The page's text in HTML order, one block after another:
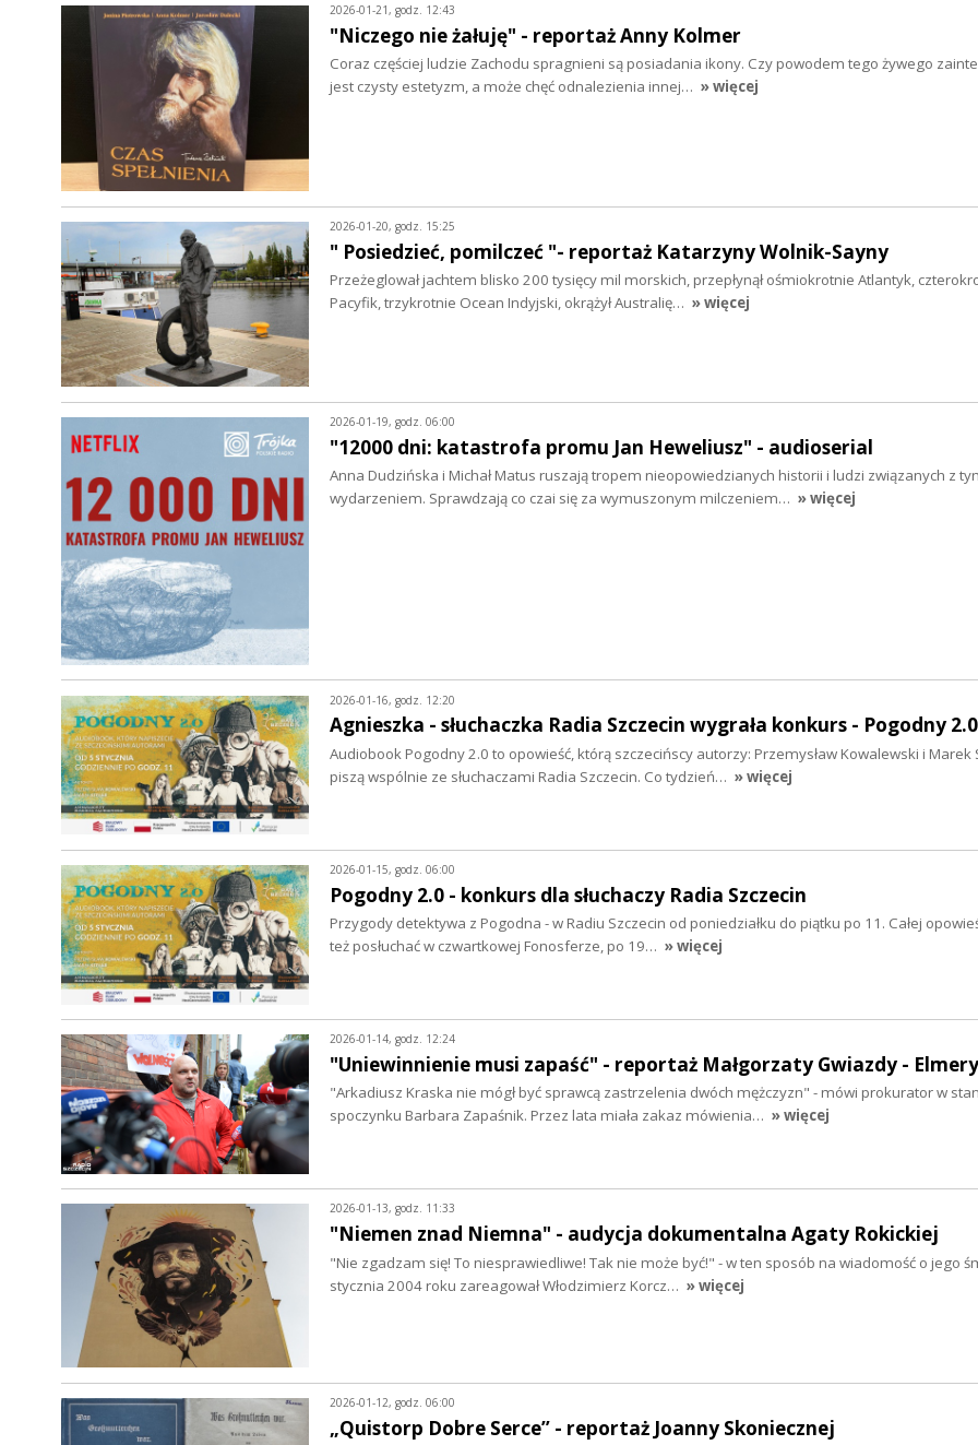
2026-01-21, godz. 12:43
"Niczego nie żałuję" - reportaż Anny Kolmer
Coraz częściej ludzie Zachodu spragnieni są posiadania ikony. Czy powodem tego żywego
jest czysty estetyzm, a może chęć odnalezienia innej… » więcej
2026-01-20, godz. 15:25
" Posiedzieć, pomilczeć "- reportaż Katarzyny Wolnik-Sayny
Przeżeglował jachtem blisko 200 tysięcy mil morskich, przepłynął ośmiokrotnie Atlantyk,
Pacyfik, trzykrotnie Ocean Indyjski, okrążył Australię… » więcej
2026-01-19, godz. 06:00
"12000 dni: katastrofa promu Jan Heweliusz" - audioserial
Anna Dudzińska i Michał Matus ruszają tropem nieopowiedzianych historii i ludzi związanych z
wydarzeniem. Sprawdzają co czai się za wymuszonym milczeniem… » więcej
2026-01-16, godz. 12:20
Agnieszka - słuchaczka Radia Szczecin wygrała konkurs - Pogodny 2.0
Audiobook Pogodny 2.0 to opowieść, którą szczecińscy autorzy: Przemysław Kowalewski i Marek
piszą wspólnie ze słuchaczami Radia Szczecin. Co tydzień… » więcej
2026-01-15, godz. 06:00
Pogodny 2.0 - konkurs dla słuchaczy Radia Szczecin
Przygody detektywa z Pogodna - w Radiu Szczecin od poniedziałku do piątku po 11. Całej
też posłuchać w czwartkowej Fonosferze, po 19… » więcej
2026-01-14, godz. 12:24
"Uniewinnienie musi zapaść" - reportaż Małgorzaty Gwiazdy -
"Arkadiusz Kraska nie mógł być sprawcą zastrzelenia dwóch mężczyzn" - mówi prokurator w
spoczynku Barbara Zapaśnik. Przez lata miała zakaz mówienia… » więcej
2026-01-13, godz. 11:33
"Niemen znad Niemna" - audycja dokumentalna Agaty Rokickiej
"Nie zgadzam się! To niesprawiedliwe! Tak nie może być!" - w ten sposób na wiadomość o jego
stycznia 2004 roku zareagował Włodzimierz Korcz… » więcej
2026-01-12, godz. 06:00
„Quistorp Dobre Serce” - reportaż Joanny Skoniecznej